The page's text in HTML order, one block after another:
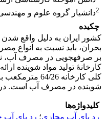
2دانشیار گروه علوم و
چکیده
کشور ایران به دلیل واقع
بحران، باید نسبت به انواع
بر صرفه‏جویی در مصرف آب،
شوینده در مصرف آب است. در پژوهش حاضر، رد پای آب خاکستری در
کلیدواژه‌ها
رد پای آب مجازی‌؛ رد پای